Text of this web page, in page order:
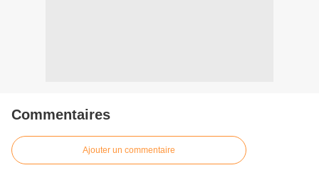
Commentaires
Ajouter un commentaire